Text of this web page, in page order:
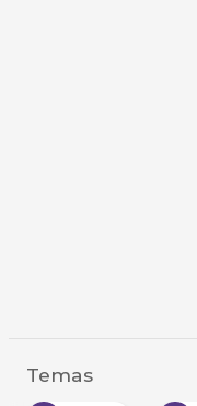
Temas